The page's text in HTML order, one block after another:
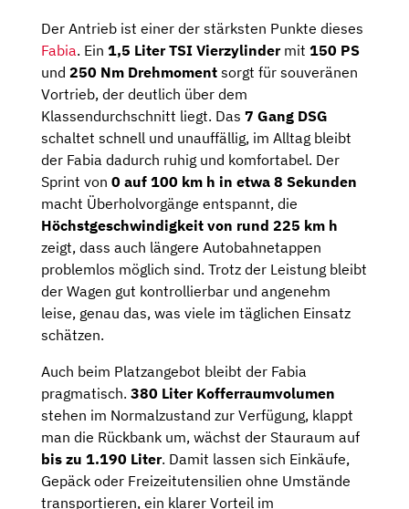
Der Antrieb ist einer der stärksten Punkte dieses
Fabia. Ein 1,5 Liter TSI Vierzylindermit 150 PS
und 250 Nm Drehmoment sorgt für souveränen
Vortrieb, der deutlich über dem
Klassendurchschnitt liegt. Das 7 Gang DSG
schaltet schnell und unauffällig, im Alltag bleibt
der Fabia dadurch ruhig und komfortabel. Der
Sprint von 0 auf 100 km h in etwa 8 Sekunden
macht Überholvorgänge entspannt, die
Höchstgeschwindigkeit von rund 225 km h
zeigt, dass auch längere Autobahnetappen
problemlos möglich sind. Trotz der Leistung bleibt
der Wagen gut kontrollierbar und angenehm
leise, genau das, was viele im täglichen Einsatz
schätzen.
Auch beim Platzangebot bleibt der Fabia
pragmatisch. 380 Liter Kofferraumvolumen
stehen im Normalzustand zur Verfügung, klappt
man die Rückbank um, wächst der Stauraum auf
bis zu 1.190 Liter. Damit lassen sich Einkäufe,
Gepäck oder Freizeitutensilien ohne Umstände
transportieren, ein klarer Vorteil im